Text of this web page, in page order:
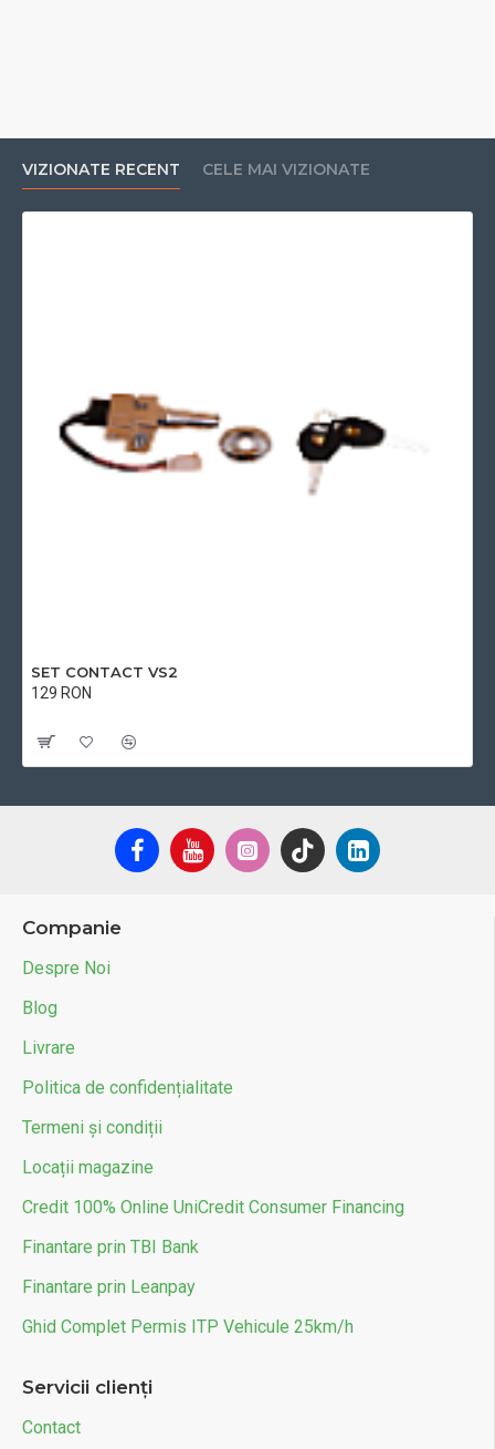
VIZIONATE RECENT CELE MAI VIZIONATE
SET CONTACT VS2
129 RON
Companie
Despre Noi
Blog
Livrare
Politica de confidențialitate
Termeni și condiții
Locații magazine
Credit 100% Online UniCredit Consumer Financing
Finantare prin TBI Bank
Finantare prin Leanpay
Ghid Complet Permis ITP Vehicule 25km/h
Servicii clienți
Contact